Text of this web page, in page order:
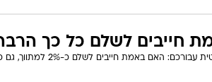
חייבים לשלם כל כך
מתכננים לרכוש דירה יד שנייה? השאלה